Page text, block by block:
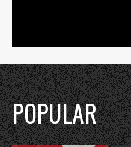
POPULAR